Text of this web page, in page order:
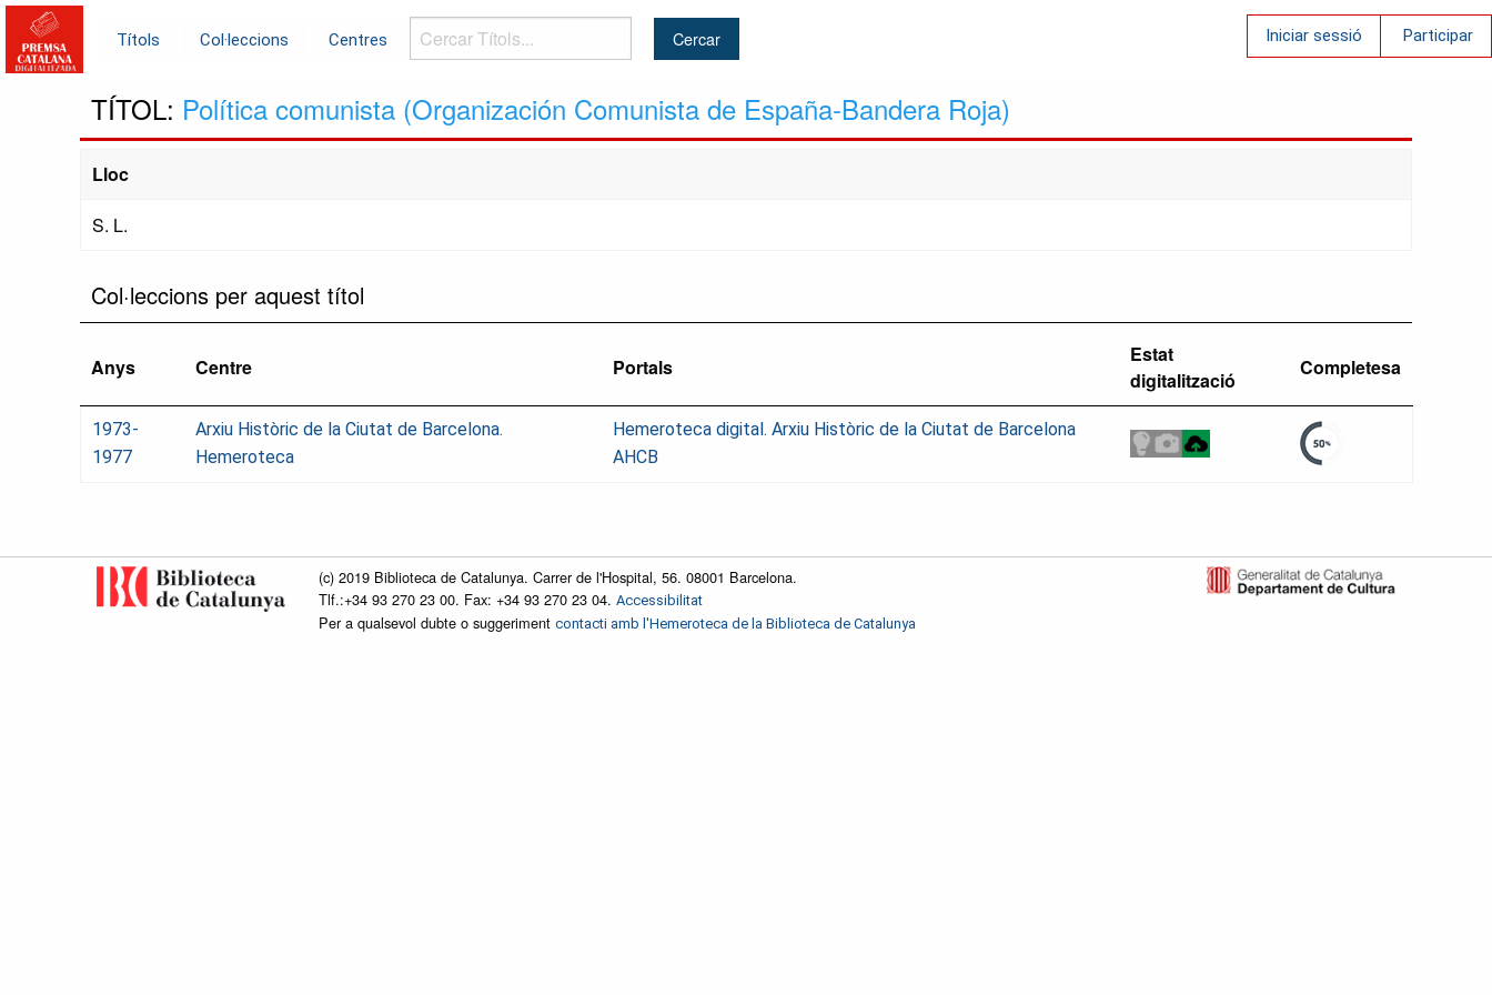
Títols Col·leccions Centres
Cercar
Títols...
Iniciar sessió Participar
TÍTOL: Política comunista (Organización Comunista de España-Bandera Roja)
Lloc
S. L.
Col·leccions per aquest títol
Anys Centre Portals
Estat
digitalització
Completesa
1973-
1977
Arxiu Històric de la Ciutat de Barcelona.
Hemeroteca
Hemeroteca digital. Arxiu Històric de la Ciutat de Barcelona
AHCB
(c) 2019 Biblioteca de Catalunya. Carrer de l'Hospital, 56. 08001 Barcelona.
Tlf.:+34 93 270 23 00. Fax: +34 93 270 23 04. Accessibilitat
Per a qualsevol dubte o suggeriment contacti amb l'Hemeroteca de la Biblioteca de Catalunya